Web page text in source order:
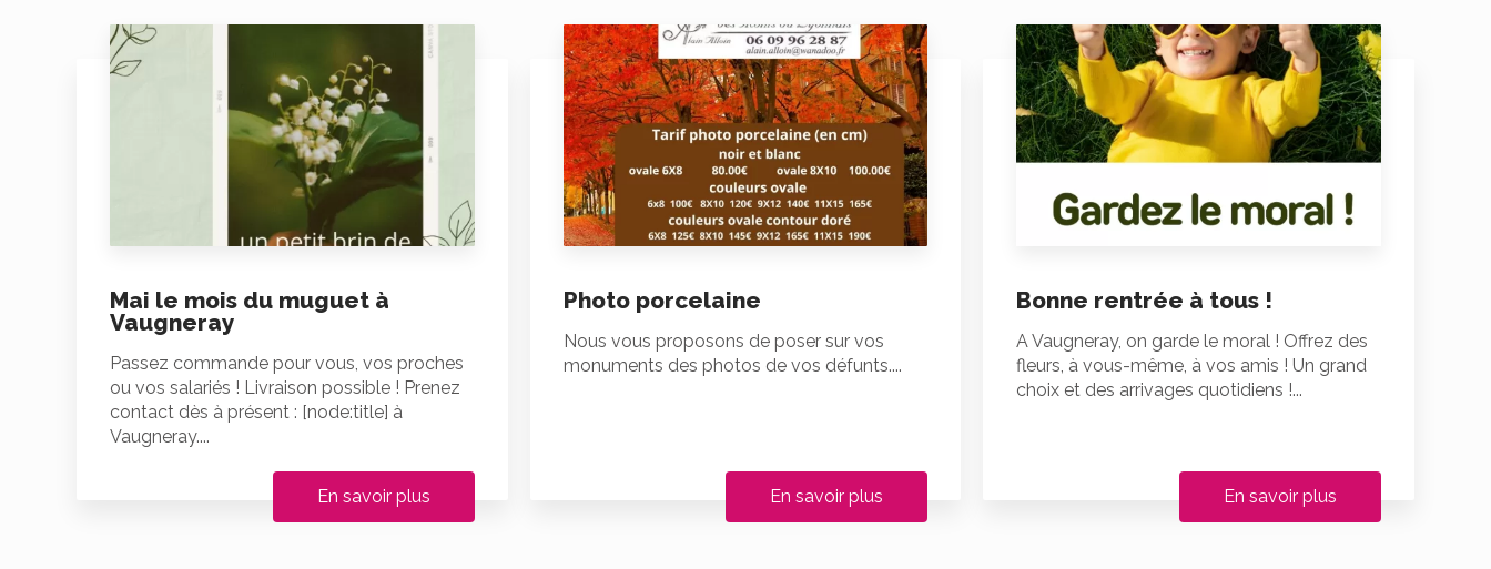
Mai le mois du muguet à
Vaugneray
Passez commande pour vous, vos proches
ou vos salariés ! Livraison possible ! Prenez
contact dès à présent : [node:title] à
Vaugneray....
En savoir plus
Photo porcelaine
Nous vous proposons de poser sur vos
monuments des photos de vos défunts....
En savoir plus
Bonne rentrée à tous !
A Vaugneray, on garde le moral ! Offrez des
fleurs, à vous-même, à vos amis ! Un grand
choix et des arrivages quotidiens !...
En savoir plus